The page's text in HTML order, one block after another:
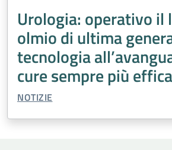
Percorso Diagnostico Terapeutico
Percorso Nascita
Prenotazioni
Presidi Territoriali
Prevenzione
Servizi Distrettuali
Servizi Online
Tumori
Violenza di genere
Interaziendale
Urologia: operativo il
olmio di ultima
tecnologia
cure sempre più
TIPO CONTENUTO:
NOTIZIE